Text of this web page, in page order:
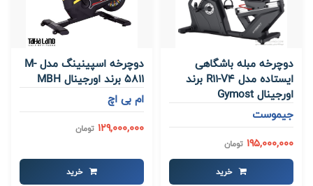
دوچرخه مبله باشگاهی
ایستاده مدل R11-V4 برند
اورجینال Gymost
جیموست
195,000,000 تومان
خرید
دوچرخه اسپینینگ مدل M-
5811 برند اورجینال MBH
ام بی اچ
129,000,000 تومان
خرید